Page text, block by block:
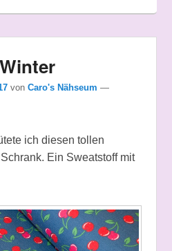
von Caro's Nähseum —
ich diesen tollen
Ein Sweatstoff mit